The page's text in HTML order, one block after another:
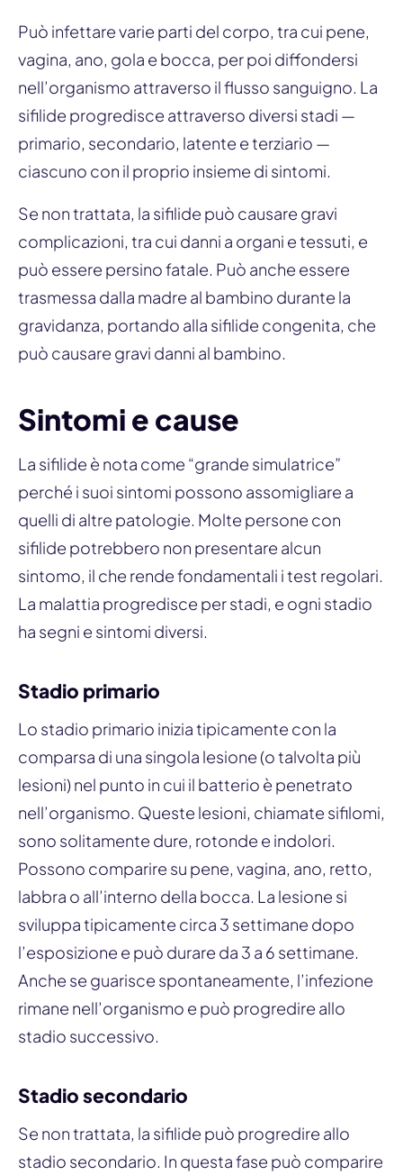
Può infettare varie parti del corpo, tra cui pene,
vagina, ano, gola e bocca, per poi diffondersi
nell’organismo attraverso il flusso sanguigno. La
sifilide progredisce attraverso diversi stadi —
primario, secondario, latente e terziario —
ciascuno con il proprio insieme di sintomi.
Se non trattata, la sifilide può causare gravi
complicazioni, tra cui danni a organi e tessuti, e
può essere persino fatale. Può anche essere
trasmessa dalla madre al bambino durante la
gravidanza, portando alla sifilide congenita, che
può causare gravi danni al bambino.
Sintomi e cause
La sifilide è nota come “grande simulatrice”
perché i suoi sintomi possono assomigliare a
quelli di altre patologie. Molte persone con
sifilide potrebbero non presentare alcun
sintomo, il che rende fondamentali i test regolari.
La malattia progredisce per stadi, e ogni stadio
ha segni e sintomi diversi.
Stadio primario
Lo stadio primario inizia tipicamente con la
comparsa di una singola lesione (o talvolta più
lesioni) nel punto in cui il batterio è penetrato
nell’organismo. Queste lesioni, chiamate sifilomi,
sono solitamente dure, rotonde e indolori.
Possono comparire su pene, vagina, ano, retto,
labbra o all’interno della bocca. La lesione si
sviluppa tipicamente circa 3 settimane dopo
l’esposizione e può durare da 3 a 6 settimane.
Anche se guarisce spontaneamente, l’infezione
rimane nell’organismo e può progredire allo
stadio successivo.
Stadio secondario
Se non trattata, la sifilide può progredire allo
stadio secondario. In questa fase può comparire